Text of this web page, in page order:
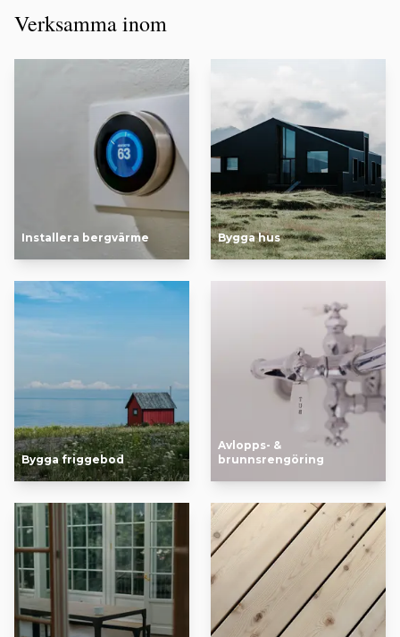
Verksamma inom
Installera bergvärme Bygga hus
Bygga friggebod
Avlopps- &
brunnsrengöring